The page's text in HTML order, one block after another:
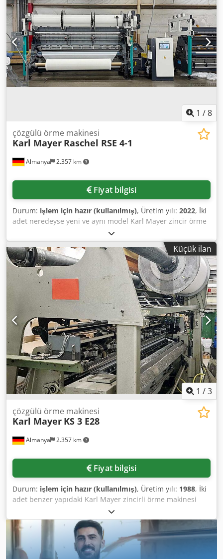
Otomatik sıkma basıncı kontrolü Gerekli tüm aksesuarlarla
birlikte.
1 /8
Almanya 2.357 km
çözgülü örme makinesi
Karl Mayer Raschel RSE 4-1
Fiyat bilgisi
Durum: işlem için hazır (kullanılmış), Üretim yılı: 2022, İki
adet neredeyse yeni ve aynı model Karl Mayer zincir örme
makinesi mevcuttur. İncelik: E32, çalışma genişliği: 130 inç
(yaklaşık 3300 mm), yerleştirme barı: 4, ana yerleştirme
barı: 4, maksimum makine hızı: 2760 devir/dakika.
Makineler ABD'de bulunmaktadır, ancak Avrupa'ya ithalat
ve taşıma gümrük işlemi olmadan üstlenilmektedir.
Dökümantasyon mevcuttur. Yerinde inceleme mümkündür.
Dodezc Rdqepfx Aagsck
Küçük ilan
1 /3
Almanya 2.357 km
çözgülü örme makinesi
Karl Mayer KS 3 E28
Fiyat bilgisi
Durum: işlem için hazır (kullanılmış), Üretim yılı: 1988, İki
adet benzer yapıdaki Karl Mayer zincirli örme makinesi
mevcuttur. 1) Karl Mayer KS 3, üretim yılı: 1988, çalışma
genişliği: 130 inç, incelik: E28, iplik besleme: FAG GB1-2-3,
delikli iğneler: L-28-66H-49, kaydırıcılar: SPEC.51.50.G.104,
platin: P-28-66-VP19, devir: 1500, iplik izleme: Laser 4080,
kumaş izleme: Scanner 5090. 2) Karl Mayer KS 3, üretim